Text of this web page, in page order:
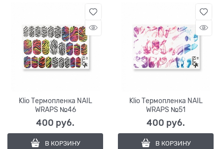
Klio Термопленка NAIL
WRAPS №46
400 руб.
В КОРЗИНУ
Klio Термопленка NAIL
WRAPS №51
400 руб.
В КОРЗИНУ